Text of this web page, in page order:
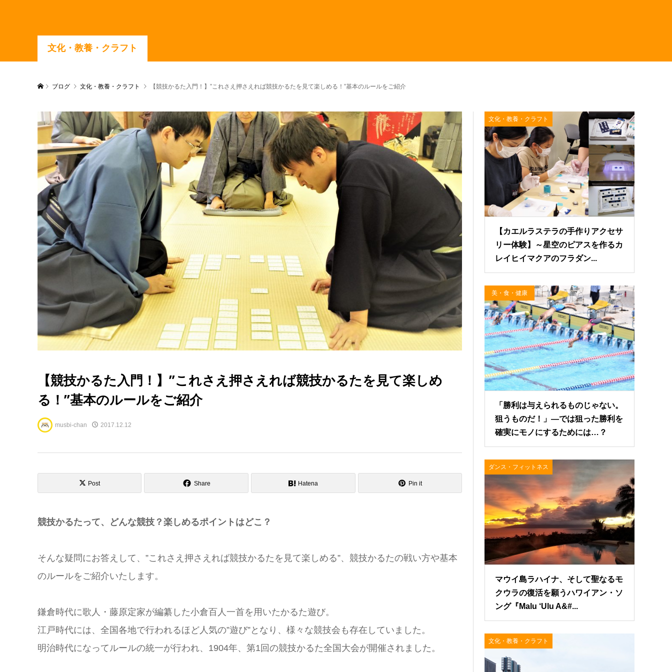
文化・教養・クラフト
ブログ 文化・教養・クラフト 【競技かるた入門！】”これさえ押さえれば競技かるたを見て楽しめる！”基本のルールをご紹介
【競技かるた入門！】”これさえ押さえれば競技かるたを見て楽しめ
る！”基本のルールをご紹介
musbi-chan 2017.12.12
Post Share Hatena Pin it
競技かるたって、どんな競技？楽しめるポイントはどこ？
そんな疑問にお答えして、”これさえ押さえれば競技かるたを見て楽しめる”、競技かるたの戦い方や基本
のルールをご紹介いたします。
鎌倉時代に歌人・藤原定家が編纂した小倉百人一首を用いたかるた遊び。
江戸時代には、全国各地で行われるほど人気の”遊び”となり、様々な競技会も存在していました。
明治時代になってルールの統一が行われ、1904年、第1回の競技かるた全国大会が開催されました。
文化・教養・クラフト
【カエルラステラの手作りアクセサ
リー体験】～星空のピアスを作るカ
レイヒイマクアのフラダン...
美・食・健康
「勝利は与えられるものじゃない。
狙うものだ！」―では狙った勝利を
確実にモノにするためには…？
ダンス・フィットネス
マウイ島ラハイナ、そして聖なるモ
クウラの復活を願うハワイアン・ソ
ング『Malu ‘Ulu A&#...
文化・教養・クラフト